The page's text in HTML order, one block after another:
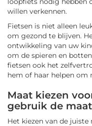
willen verkennen.
Fietsen is niet alleen
om gezond te blijven.
ontwikkeling van uw
om de spieren en
fietsen ook het
hem of haar helpen om
Maat kiezen
gebruik de
Het kiezen van de